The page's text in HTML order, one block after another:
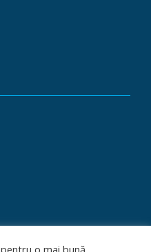
o mai bună